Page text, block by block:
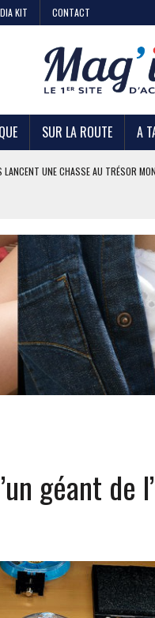
KIT CONTACT
SUR LA ROUTE A
KIABI
DE STRATÉGIE ?
TRÉSOR MONDIALE
géant de